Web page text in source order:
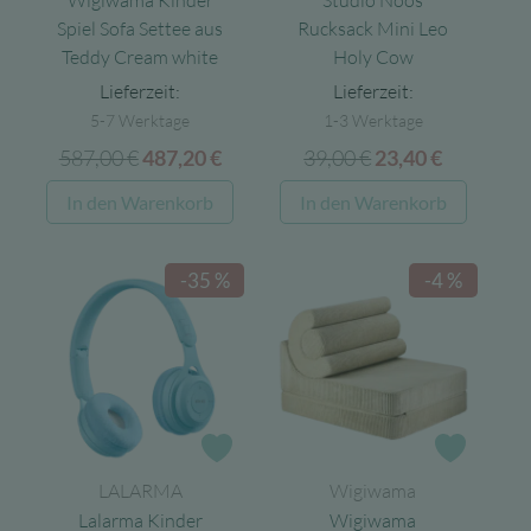
Spiel Sofa Settee aus
Teddy Cream white
Lieferzeit:
5-7 Werktage
587,00€Ursprünglicher
Preis
war:
487,20€Aktueller
Preis
ist:
In den Warenkorb
Rucksack Mini Leo
Holy Cow
Lieferzeit:
1-3 Werktage
39,00€Ursprünglicher
Preis
war:
23,40€
Preis
ist:
In den Warenkorb
-35 %
LALARMA
Lalarma Kinder
-4 %
Wigiwama
Wigiwama